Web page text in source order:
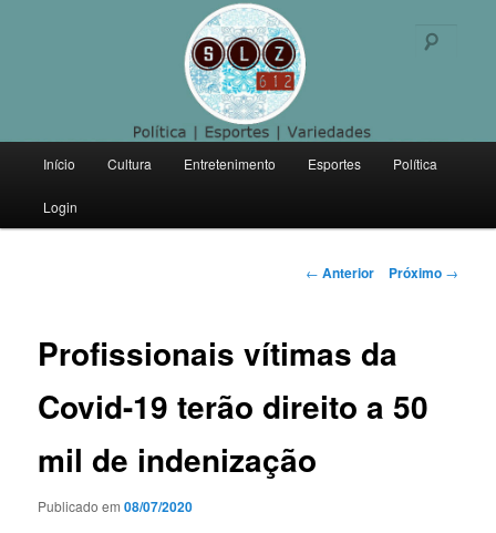
Politica | Esportes | Variedades
principal
Pular
para
principal
Início Cultura Entretenimento Esportes Política
Login
Navegação
← Anterior Próximo →
Profissionais vítimas da
Covid-19 terão direito a 50
mil de indenização
Publicado em08/07/2020